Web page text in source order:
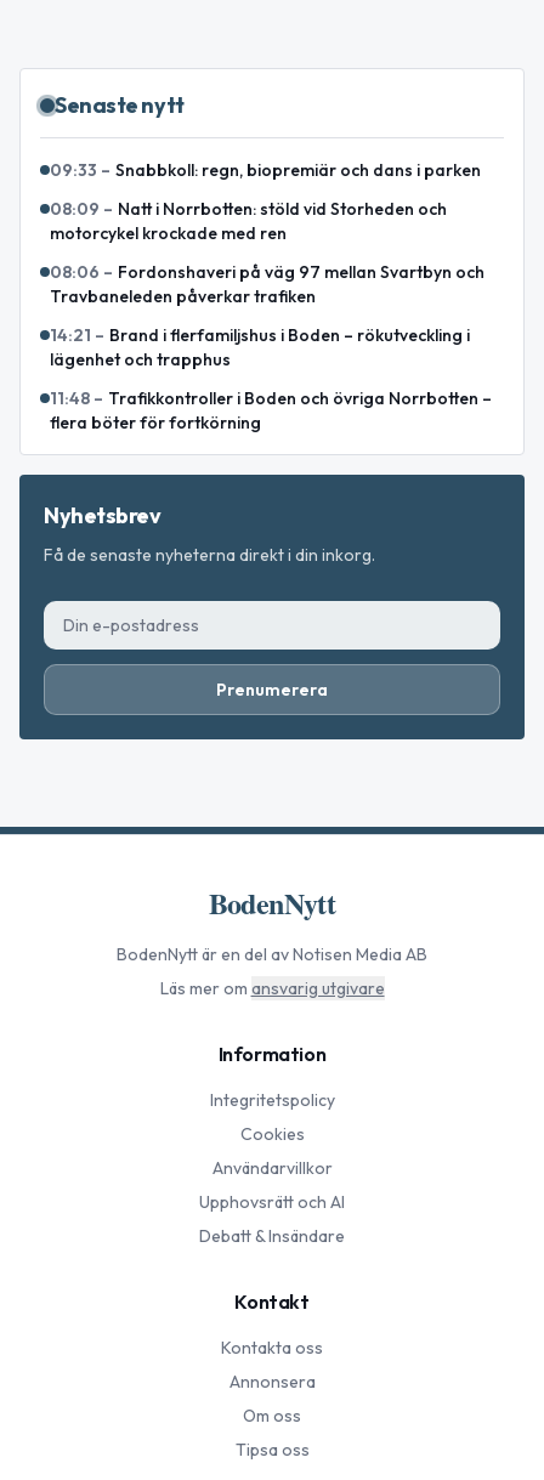
Senaste nytt
09:33 – Snabbkoll: regn, biopremiär och dans i parken
08:09 – Natt i Norrbotten: stöld vid Storheden och
motorcykel krockade med ren
08:06 – Fordonshaveri på väg 97 mellan Svartbyn och
Travbaneleden påverkar trafiken
14:21 – Brand i flerfamiljshus i Boden – rökutveckling i
lägenhet och trapphus
11:48 – Trafikkontroller i Boden och övriga Norrbotten –
flera böter för fortkörning
Nyhetsbrev
Få de senaste nyheterna direkt i din inkorg.
Prenumerera
BodenNytt
BodenNyttär en del av Notisen Media AB
Läs mer om ansvarig utgivare
Information
Integritetspolicy
Cookies
Användarvillkor
Upphovsrätt och AI
Debatt & Insändare
Kontakt
Kontakta oss
Annonsera
Om oss
Tipsa oss